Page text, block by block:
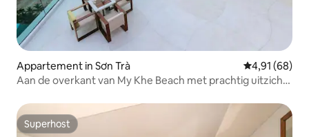
Appartement in Sơn Trà Gemiddelde
4,91 (68)
Aan de overkant van My Khe Beach met prachtig uitzicht
Superhost
Superhost